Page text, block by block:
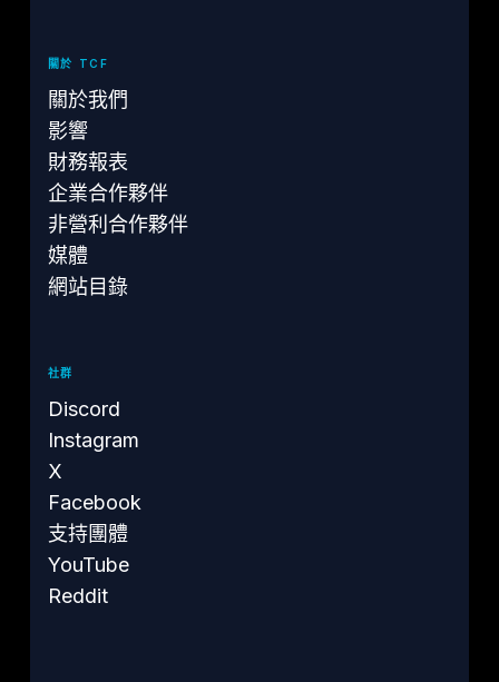
關於 TCF
關於我們
影響
財務報表
企業合作夥伴
非營利合作夥伴
媒體
網站目錄
社群
Discord
Instagram
X
Facebook
支持團體
YouTube
Reddit